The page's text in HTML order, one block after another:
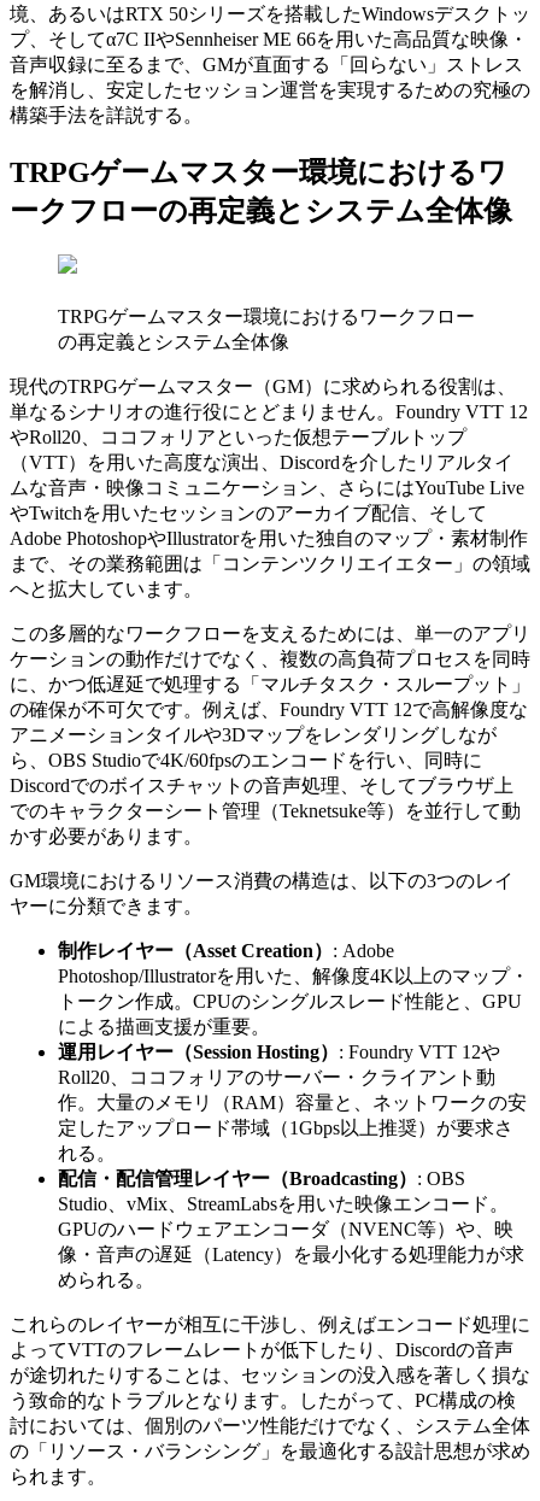
境、あるいはRTX 50シリーズを搭載したWindowsデスクトッ
プ、そしてα7C IIやSennheiser ME 66を用いた高品質な映像・
音声収録に至るまで、GMが直面する「回らない」ストレス
を解消し、安定したセッション運営を実現するための究極の
構築手法を詳説する。
TRPGゲームマスター環境におけるワ
ークフローの再定義とシステム全体像
TRPGゲームマスター環境におけるワークフロー
の再定義とシステム全体像
現代のTRPGゲームマスター（GM）に求められる役割は、
単なるシナリオの進行役にとどまりません。Foundry VTT 12
やRoll20、ココフォリアといった仮想テーブルトップ
（VTT）を用いた高度な演出、Discordを介したリアルタイ
ムな音声・映像コミュニケーション、さらにはYouTube Live
やTwitchを用いたセッションのアーカイブ配信、そして
Adobe PhotoshopやIllustratorを用いた独自のマップ・素材制作
まで、その業務範囲は「コンテンツクリエイエター」の領域
へと拡大しています。
この多層的なワークフローを支えるためには、単一のアプリ
ケーションの動作だけでなく、複数の高負荷プロセスを同時
に、かつ低遅延で処理する「マルチタスク・スループット」
の確保が不可欠です。例えば、Foundry VTT 12で高解像度な
アニメーションタイルや3Dマップをレンダリングしなが
ら、OBS Studioで4K/60fpsのエンコードを行い、同時に
Discordでのボイスチャットの音声処理、そしてブラウザ上
でのキャラクターシート管理（Teknetsuke等）を並行して動
かす必要があります。
GM環境におけるリソース消費の構造は、以下の3つのレイ
ヤーに分類できます。
制作レイヤー（Asset Creation） : Adobe
Photoshop/Illustratorを用いた、解像度4K以上のマップ・
トークン作成。CPUのシングルスレード性能と、GPU
による描画支援が重要。
運用レイヤー（Session Hosting） : Foundry VTT 12や
Roll20、ココフォリアのサーバー・クライアント動
作。大量のメモリ（RAM）容量と、ネットワークの安
定したアップロード帯域（1Gbps以上推奨）が要求さ
れる。
配信・配信管理レイヤー（Broadcasting） : OBS
Studio、vMix、StreamLabsを用いた映像エンコード。
GPUのハードウェアエンコーダ（NVENC等）や、映
像・音声の遅延（Latency）を最小化する処理能力が求
められる。
これらのレイヤーが相互に干渉し、例えばエンコード処理に
よってVTTのフレームレートが低下したり、Discordの音声
が途切れたりすることは、セッションの没入感を著しく損な
う致命的なトラブルとなります。したがって、PC構成の検
討においては、個別のパーツ性能だけでなく、システム全体
の「リソース・バランシング」を最適化する設計思想が求め
られます。